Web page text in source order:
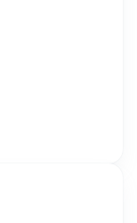
可以放心。如有疑
问题。
片、网络剧、试播
支持您。